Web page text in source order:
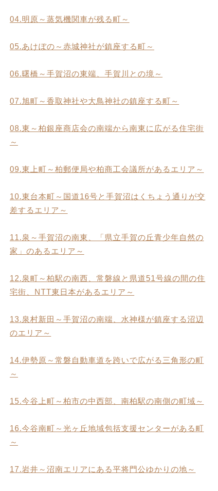
04.明原～蒸気機関車が残る町～
05.あけぼの～赤城神社が鎮座する町～
06.曙橋～手賀沼の東端、手賀川との境～
07.旭町～香取神社や大鳥神社の鎮座する町～
08.東～柏銀座商店会の南端から南東に広がる住宅街
～
09.東上町～柏郵便局や柏商工会議所があるエリア～
10.東台本町～国道16号と手賀沼はくちょう通りが交
差するエリア～
11.泉～手賀沼の南東、「県立手賀の丘青少年自然の
家」のあるエリア～
12.泉町～柏駅の南西、常磐線と県道51号線の間の住
宅街、NTT東日本があるエリア～
13.泉村新田～手賀沼の南端、水神様が鎮座する沼辺
のエリア～
14.伊勢原～常磐自動車道を跨いで広がる三角形の町
～
15.今谷上町～柏市の中西部、南柏駅の南側の町域～
16.今谷南町～光ヶ丘地域包括支援センターがある町
～
17.岩井～沼南エリアにある平将門公ゆかりの地～